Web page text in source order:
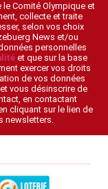
Comité Olympique et
collecte et traite
selon vos choix
News et/ou
personnelles
et que sur la base
exercer vos droits
de vos données
vous désinscrire de
en contactant
cliquant sur le lien de
newsletters.